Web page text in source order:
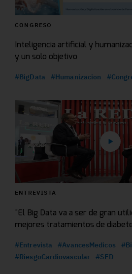
CONGRESO
Inteligencia artificial y
y un solo objetivo
#BigData #Humanizacion
ENTREVISTA
"El Big Data va a ser de gran
mejores tratamientos de
#Entrevista #AvancesMedicos
#RiesgoCardiovascular
#SED